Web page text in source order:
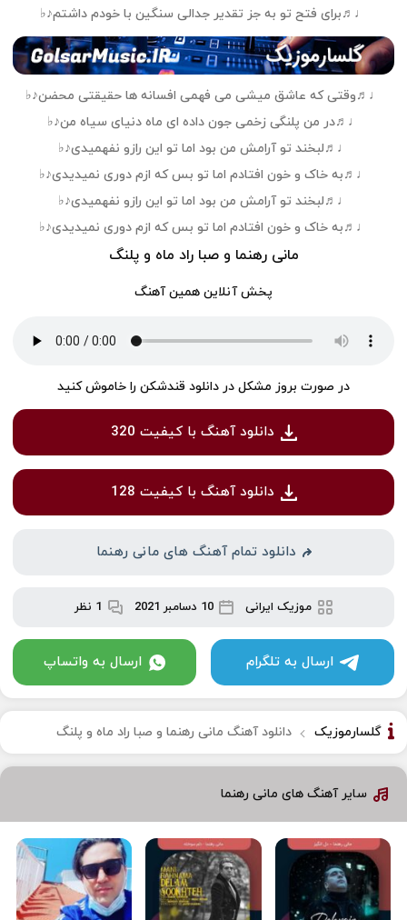
♩♬برای فتح تو به جز تقدیر جدالی سنگین با خودم داشتم♪♭
♩♬وقتی که عاشق میشی می فهمی افسانه ها حقیقتی محضن♪♭
♩♬در من پلنگی زخمی جون داده ای ماه دنیای سیاه من♪♭
♩♬لبخند تو آرامش من بود اما تو این رازو نفهمیدی♪♭
♩♬به خاک و خون افتادم اما تو بس که ازم دوری نمیدیدی♪♭
♩♬لبخند تو آرامش من بود اما تو این رازو نفهمیدی♪♭
♩♬به خاک و خون افتادم اما تو بس که ازم دوری نمیدیدی♪♭
مانی رهنما و صبا راد ماه و پلنگ
پخش آنلاین همین آهنگ
در صورت بروز مشکل در دانلود قندشکن را خاموش کنید
دانلود آهنگ با کیفیت 320
دانلود آهنگ با کیفیت 128
دانلود تمام آهنگ های مانی رهنما
موزیک ایرانی 10 دسامبر 2021 1 نظر
ارسال به تلگرام ارسال به واتساپ
گلسارموزیک دانلود آهنگ مانی رهنما و صبا راد ماه و پلنگ
سایر آهنگ های مانی رهنما